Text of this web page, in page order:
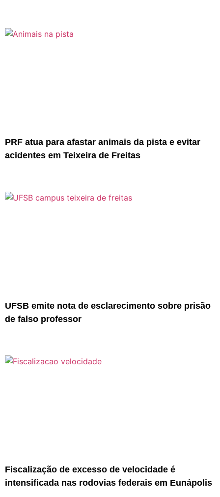
PRF atua para afastar animais da pista e evitar
acidentes em Teixeira de Freitas
UFSB emite nota de esclarecimento sobre prisão
de falso professor
Fiscalização de excesso de velocidade é
intensificada nas rodovias federais em Eunápolis